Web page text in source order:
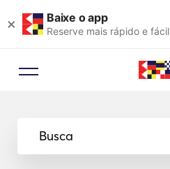
× Baixe o app
Reserve mais rápido e fácil
Busca